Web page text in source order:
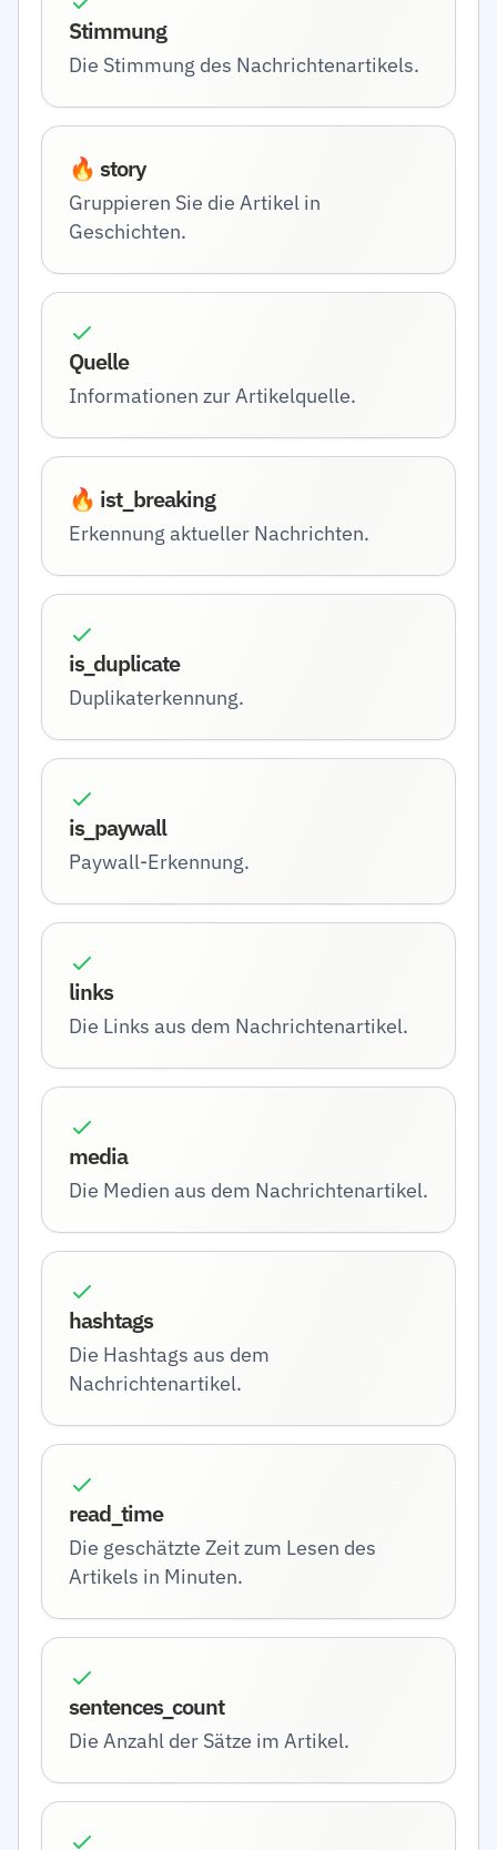
Stimmung
Die Stimmung des Nachrichtenartikels.
🔥 story
Gruppieren Sie die Artikel in
Geschichten.
Quelle
Informationen zur Artikelquelle.
🔥 ist_breaking
Erkennung aktueller Nachrichten.
is_duplicate
Duplikaterkennung.
is_paywall
Paywall-Erkennung.
links
Die Links aus dem Nachrichtenartikel.
media
Die Medien aus dem Nachrichtenartikel.
hashtags
Die Hashtags aus dem
Nachrichtenartikel.
read_time
Die geschätzte Zeit zum Lesen des
Artikels in Minuten.
sentences_count
Die Anzahl der Sätze im Artikel.